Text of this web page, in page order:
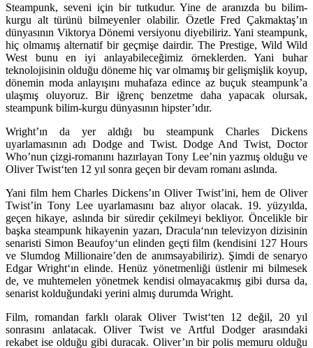
Steampunk, seveni için bir tutkudur. Yine de aranızda bu bilim-
kurgu alt türünü bilmeyenler olabilir. Özetle Fred Çakmaktaş’ın
dünyasının Viktorya Dönemi versiyonu diyebiliriz. Yani steampunk,
hiç olmamış alternatif bir geçmişe dairdir. The Prestige, Wild Wild
West bunu en iyi anlayabileceğimiz örneklerden. Yani buhar
teknolojisinin olduğu döneme hiç var olmamış bir gelişmişlik koyup,
dönemin moda anlayışını muhafaza edince az buçuk steampunk’a
ulaşmış oluyoruz. Bir iğrenç benzetme daha yapacak olursak,
steampunk bilim-kurgu dünyasının hipster’ıdır.
Wright’ın da yer aldığı bu steampunk Charles Dickens
uyarlamasının adı Dodge and Twist. Dodge And Twist, Doctor
Who’nun çizgi-romanını hazırlayan Tony Lee’nin yazmış olduğu ve
Oliver Twist‘ten 12 yıl sonra geçen bir devam romanı aslında.
Yani film hem Charles Dickens’ın Oliver Twist’ini, hem de Oliver
Twist’in Tony Lee uyarlamasını baz alıyor olacak. 19. yüzyılda,
geçen hikaye, aslında bir süredir çekilmeyi bekliyor. Öncelikle bir
başka steampunk hikayenin yazarı, Dracula‘nın televizyon dizisinin
senaristi Simon Beaufoy‘un elinden geçti film (kendisini 127 Hours
ve Slumdog Millionaire’den de anımsayabiliriz). Şimdi de senaryo
Edgar Wright‘ın elinde. Henüz yönetmenliği üstlenir mi bilmesek
de, ve muhtemelen yönetmek kendisi olmayacakmış gibi dursa da,
senarist kolduğundaki yerini almış durumda Wright.
Film, romandan farklı olarak Oliver Twist‘ten 12 değil, 20 yıl
sonrasını anlatacak.Oliver Twistve Artful Dodgerarasındaki
rekabet ise olduğu gibi duracak. Oliver’ın bir polis memuru olduğu